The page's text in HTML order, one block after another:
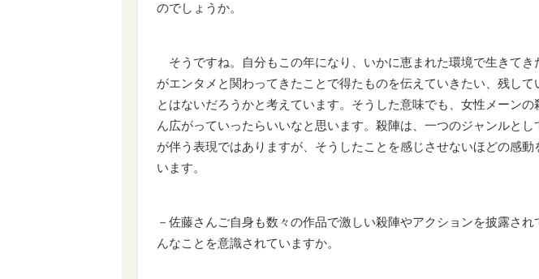
のでしょうか。
そうですね。自分もこの年になり、いかに恵まれた環境で生きてき
がエンタメと関わってきたことで得たものを伝えていきたい、残して
とはないだろうかと考えています。そうした意味でも、女性メーン
ん広がっていったらいいなと思います。殺陣は、一つのジャンルと
が伴う表現ではありますが、そうしたことを感じさせないほどの感動
います。
－佐藤さんご自身も数々の作品で激しい殺陣やアクションを披露さ
んなことを意識されていますか。